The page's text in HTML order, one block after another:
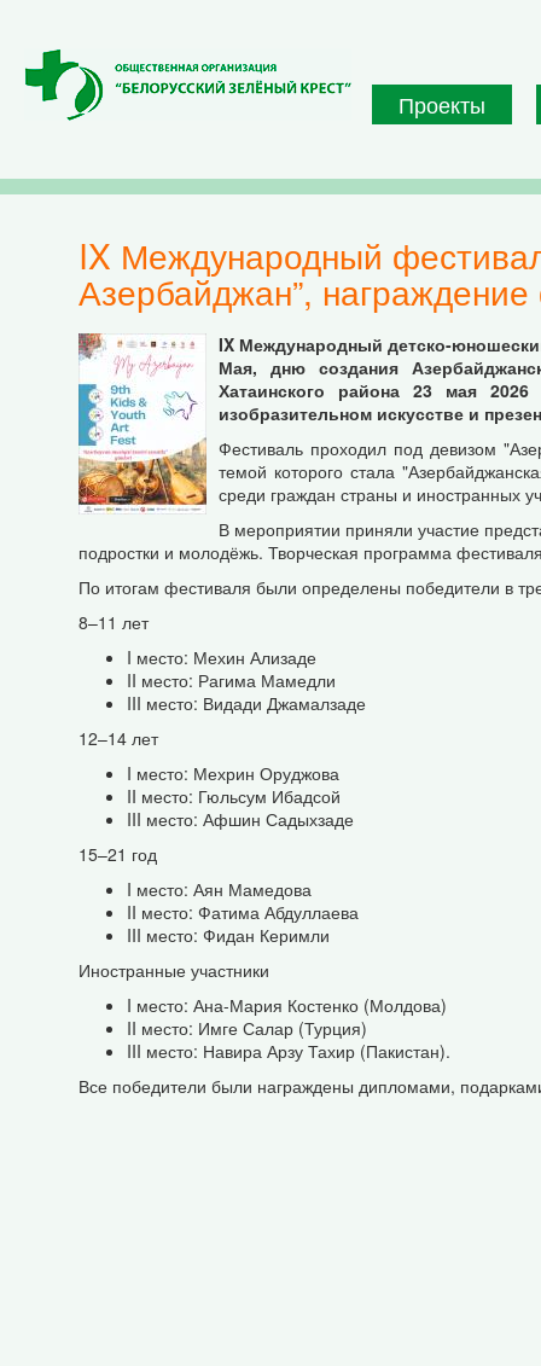
Проекты
IX Международный фестиваль детского и юношеского рисунка “Мой
Азербайджан”,
IX Международный детско-
Мая, дню создания
Хатаинского района 23 мая
изобразительном искусстве и
Фестиваль проходил под девизом
темой которого стала
среди граждан страны и иностранных
В мероприятии приняли участие
подростки и молодёжь. Творческая программа
По итогам фестиваля были определены победители в
8–11 лет
I место: Мехин Ализаде
II место: Рагима Мамедли
III место: Видади Джамалзаде
12–14 лет
I место: Мехрин Оруджова
II место: Гюльсум Ибадсой
III место: Афшин Садыхзаде
15–21 год
I место: Аян Мамедова
II место: Фатима Абдуллаева
III место: Фидан Керимли
Иностранные участники
I место: Ана-Мария Костенко (Молдова)
II место: Имге Салар (Турция)
III место: Навира Арзу Тахир (Пакистан).
Все победители были награждены дипломами,